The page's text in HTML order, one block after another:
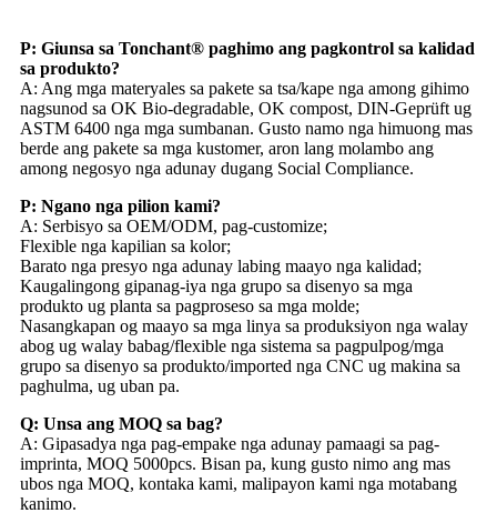
P: Giunsa sa Tonchant® paghimo ang pagkontrol sa kalidad
sa produkto?
A: Ang mga materyales sa pakete sa tsa/kape nga among gihimo
nagsunod sa OK Bio-degradable, OK compost, DIN-Geprüft ug
ASTM 6400 nga mga sumbanan. Gusto namo nga himuong mas
berde ang pakete sa mga kustomer, aron lang molambo ang
among negosyo nga adunay dugang Social Compliance.
P: Ngano nga pilion kami?
A: Serbisyo sa OEM/ODM, pag-customize;
Flexible nga kapilian sa kolor;
Barato nga presyo nga adunay labing maayo nga kalidad;
Kaugalingong gipanag-iya nga grupo sa disenyo sa mga
produkto ug planta sa pagproseso sa mga molde;
Nasangkapan og maayo sa mga linya sa produksiyon nga walay
abog ug walay babag/flexible nga sistema sa pagpulpog/mga
grupo sa disenyo sa produkto/imported nga CNC ug makina sa
paghulma, ug uban pa.
Q: Unsa ang MOQ sa bag?
A: Gipasadya nga pag-empake nga adunay pamaagi sa pag-
imprinta, MOQ 5000pcs. Bisan pa, kung gusto nimo ang mas
ubos nga MOQ, kontaka kami, malipayon kami nga motabang
kanimo.